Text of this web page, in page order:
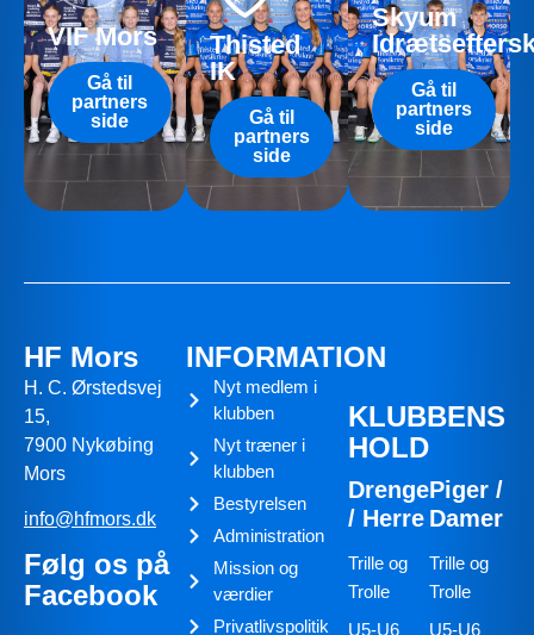
VIF Mors
Gå til
partners
side
Thisted
IK
Gå til
partners
side
Skyum
Gå til
partners
side
HF Mors
H. C. Ørstedsvej
15,
7900 Nykøbing
Mors
info@hfmors.dk
Følg os på
Facebook
INFORMATION
Nyt medlem i
klubben
Nyt træner i
klubben
Bestyrelsen
Administration
Mission og
værdier
Privatlivspolitik
KLUBBENS
HOLD
Drenge
/ Herre
Trille og
Trolle
U5-U6
Piger /
Damer
Trille og
Trolle
U5-U6